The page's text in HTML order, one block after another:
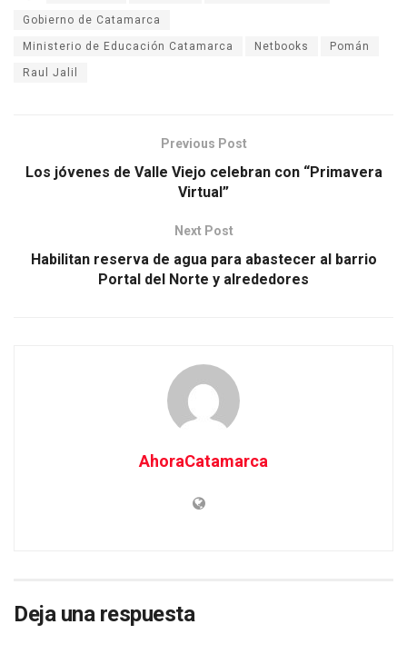
Gobierno de Catamarca
Ministerio de Educación Catamarca Netbooks Pomán
Raul Jalil
Previous Post
Los jóvenes de Valle Viejo celebran con “Primavera
Virtual”
Next Post
Habilitan reserva de agua para abastecer al barrio
Portal del Norte y alrededores
AhoraCatamarca
Deja una respuesta